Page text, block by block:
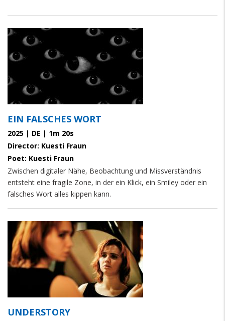
EIN FALSCHES WORT
2025 | DE | 1m 20s
Director: Kuesti Fraun
Poet: Kuesti Fraun
Zwischen digitaler Nähe, Beobachtung und Missverständnis
entsteht eine fragile Zone, in der ein Klick, ein Smiley oder ein
falsches Wort alles kippen kann.
UNDERSTORY